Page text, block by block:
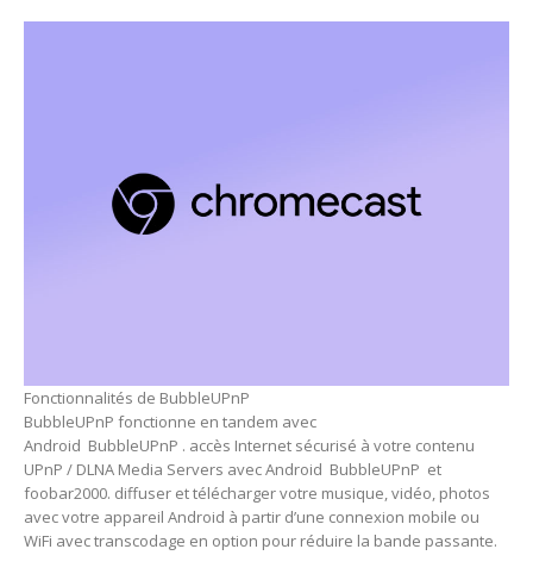
Fonctionnalités de BubbleUPnP
BubbleUPnP fonctionne en tandem avec
Android BubbleUPnP . accès Internet sécurisé à votre contenu
UPnP / DLNA Media Servers avec Android BubbleUPnP et
foobar2000. diffuser et télécharger votre musique, vidéo, photos
avec votre appareil Android à partir d’une connexion mobile ou
WiFi avec transcodage en option pour réduire la bande passante.